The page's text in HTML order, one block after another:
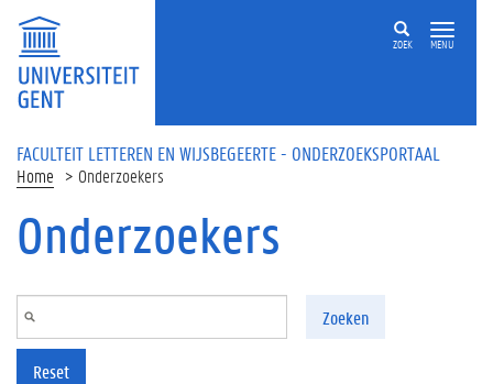
Overslaan en naar de inhoud gaan
ZOEK MENU
FACULTEIT LETTEREN EN WIJSBEGEERTE - ONDERZOEKSPORTAAL
Home Onderzoekers
Onderzoekers
Zoeken
Reset